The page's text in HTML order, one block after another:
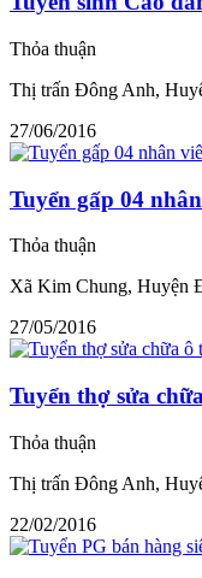
Thỏa thuận
Thị trấn Đông Anh,
27/06/2016
Tuyển gấp 04
Thỏa thuận
Xã Kim Chung, Huyện
27/05/2016
Tuyển thợ sửa
Thỏa thuận
Thị trấn Đông Anh,
22/02/2016